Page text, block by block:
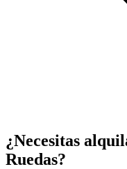
¿Necesitas
Ruedas?